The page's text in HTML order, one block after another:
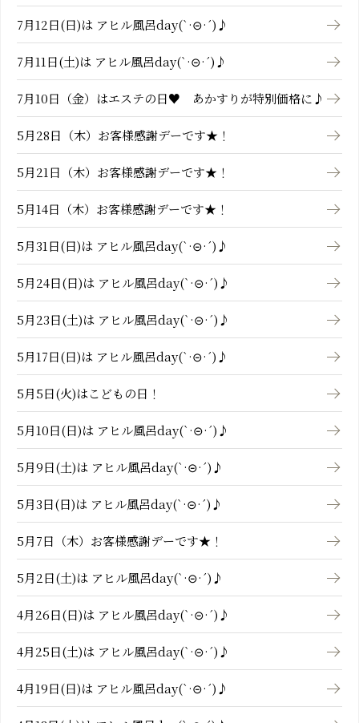
7月12日(日)は アヒル風呂day(`·⊝·´)♪
7月11日(土)は アヒル風呂day(`·⊝·´)♪
7月10日（金）はエステの日♥ あかすりが特別価格に♪
5月28日（木）お客様感謝デーです★！
5月21日（木）お客様感謝デーです★！
5月14日（木）お客様感謝デーです★！
5月31日(日)は アヒル風呂day(`·⊝·´)♪
5月24日(日)は アヒル風呂day(`·⊝·´)♪
5月23日(土)は アヒル風呂day(`·⊝·´)♪
5月17日(日)は アヒル風呂day(`·⊝·´)♪
5月5日(火)はこどもの日！
5月10日(日)は アヒル風呂day(`·⊝·´)♪
5月9日(土)は アヒル風呂day(`·⊝·´)♪
5月3日(日)は アヒル風呂day(`·⊝·´)♪
5月7日（木）お客様感謝デーです★！
5月2日(土)は アヒル風呂day(`·⊝·´)♪
4月26日(日)は アヒル風呂day(`·⊝·´)♪
4月25日(土)は アヒル風呂day(`·⊝·´)♪
4月19日(日)は アヒル風呂day(`·⊝·´)♪